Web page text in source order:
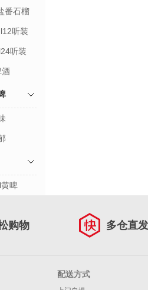
番石榴
听装
听装
酒
啤
购物 多仓直
配送方式